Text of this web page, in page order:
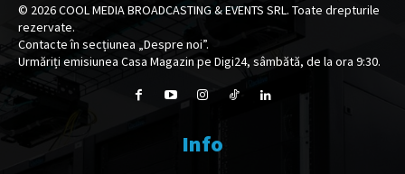
© 2026COOL MEDIA BROADCASTING & EVENTS SRL. Toate drepturile
rezervate.
Contacte în secțiunea „Despre noi”.
Urmăriți emisiunea Casa Magazin pe Digi24, sâmbătă, de la ora 9:30.
Info